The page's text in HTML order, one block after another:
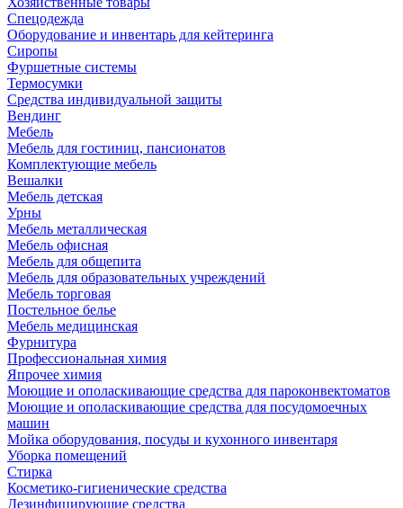
Спецодежда
Оборудование и инвентарь для кейтеринга
Сиропы
Фуршетные системы
Термосумки
Средства индивидуальной защиты
Вендинг
Мебель
Мебель для гостиниц, пансионатов
Комплектующие мебель
Вешалки
Мебель детская
Урны
Мебель металлическая
Мебель офисная
Мебель для общепита
Мебель для образовательных учреждений
Мебель торговая
Постельное белье
Мебель медицинская
Фурнитура
Профессиональная химия
Япрочее химия
Моющие и ополаскивающие средства для пароконвектоматов
Моющие и ополаскивающие средства для посудомоечных
машин
Мойка оборудования, посуды и кухонного инвентаря
Уборка помещений
Стирка
Косметико-гигиенические средства
Дезинфицирующие средства